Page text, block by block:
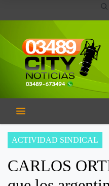
ACTIVIDAD SINDICAL
CARLOS